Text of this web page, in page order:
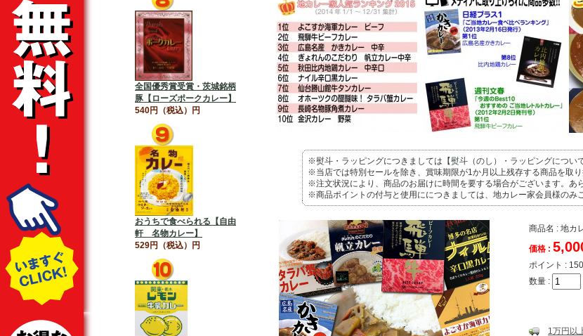
全国優秀賞受賞・茨城銘柄
豚【ローズポークカレー】
540円（税込）円
おうちで食べられる【自由
軒 名物カレー】
529円（税込）円
※熨斗・ラッピングにつきましては 【熨斗（のし）・ラッピングについて
※当店では特別セールを除き、賞味期限が1か月以上残存する商品を取り
※注文状況により、商品のお届けに時間を要する場合がございます。あ
※商品ポイントの付与と使用ににつきましては、地カレー家会員様のみ
商品名 : 地カ
価格 :
ポイント : 150
数量 :
1万円以